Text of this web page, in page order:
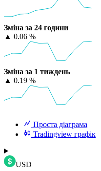
Зміна за 24 години
▲ 0.06 %
Зміна за 1 тиждень
▲ 0.19 %
Проста діаграма
Tradingview графік
USD